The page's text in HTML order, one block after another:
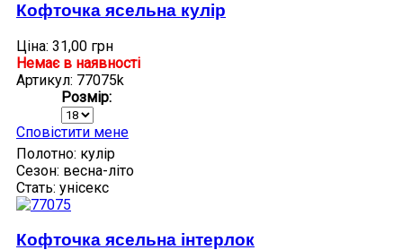
Кофточка ясельна кулір
Ціна: 31,00 грн
Немає в наявності
Артикул: 77075k
Розмір:
Сповістити мене
Полотно: кулір
Сезон: весна-літо
Стать: унісекс
Кофточка ясельна інтерлок